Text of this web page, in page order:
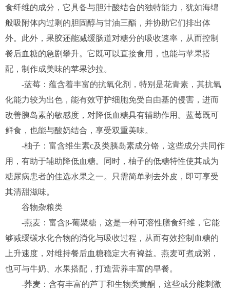
食纤维的成分，它具备与胆汁酸结合的独特能力，犹如海绵
般吸附体内过剩的胆固醇与甘油三酯，并协助它们排出体
外。此外，果胶还能减缓肠道对糖分的吸收速率，从而控制
餐后血糖的急剧攀升。它既可以直接食用，也能与苹果搭
配，制作成美味的苹果沙拉。
-蓝莓：蕴含着丰富的抗氧化剂，特别是花青素，其抗氧
化能力较为出色，能有效守护细胞免受自由基的侵害，进而
改善胰岛素的敏感度，对降低血糖具有辅助作用。蓝莓既可
鲜食，也能与酸奶结合，享受双重美味。
-柚子：富含维生素c及类胰岛素成分铬，这些成分共同作
用，有助于辅助降低血糖。同时，柚子的低糖特性使其成为
糖尿病患者的佳选水果之一。只需简单剥去外皮，即可享受
其清甜滋味。
谷物杂粮类
-燕麦：富含β-葡聚糖，这是一种可溶性膳食纤维，它能
够减缓碳水化合物的消化与吸收过程，从而有效控制血糖的
上升速度，对维持餐后血糖稳定大有裨益。燕麦可煮成粥，
也可与牛奶、水果搭配，打造营养丰富的早餐。
-荞麦：含有丰富的芦丁和生物类黄酮，这些成分能刺激